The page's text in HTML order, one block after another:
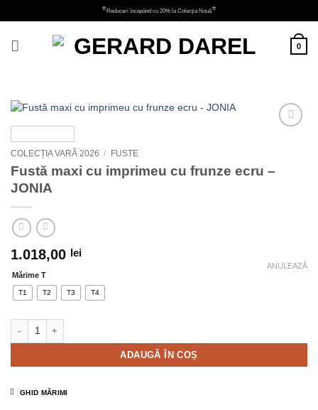
to
⭐Reduceri începând cu 20% la Colecția Nouă⭐
0
COLECȚIA VARĂ 2026 / FUSTE
Fustă maxi cu imprimeu cu frunze ecru –
JONIA
1.018,00 lei
Mărime T
T1 T2 T3 T4
ANULEAZĂ
ADAUGĂ ÎN COȘ
GHID MĂRIMI